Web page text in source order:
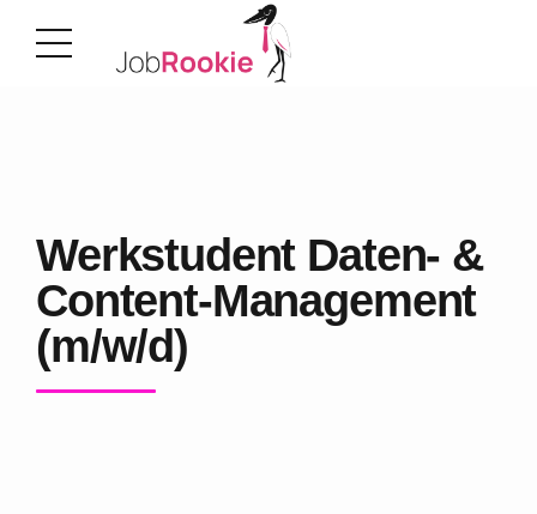
Werkstudent Daten- &
Content-Management
(m/w/d)